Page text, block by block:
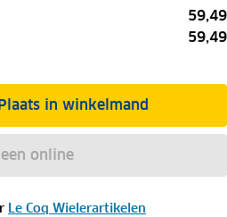
59,49
59,49
in winkelmand
online
Le Coq Wielerartikelen